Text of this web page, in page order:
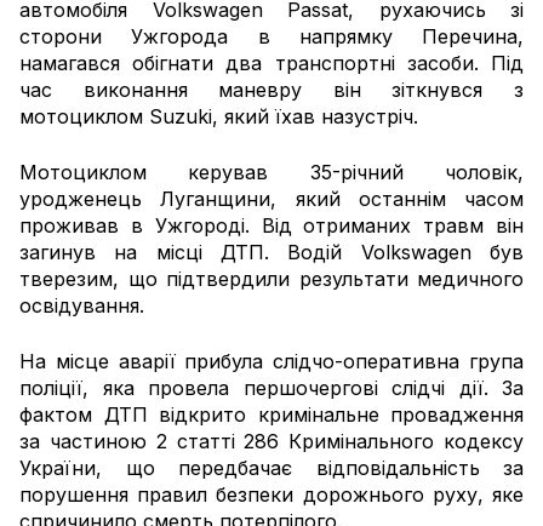
автомобіля Volkswagen Passat, рухаючись зі
сторони Ужгорода в напрямку Перечина,
намагався обігнати два транспортні засоби. Під
час виконання маневру він зіткнувся з
мотоциклом Suzuki, який їхав назустріч.
Мотоциклом керував 35-річний чоловік,
уродженець Луганщини, який останнім часом
проживав в Ужгороді. Від отриманих травм він
загинув на місці ДТП. Водій Volkswagen був
тверезим, що підтвердили результати медичного
освідування.
На місце аварії прибула слідчо-оперативна група
поліції, яка провела першочергові слідчі дії. За
фактом ДТП відкрито кримінальне провадження
за частиною 2 статті 286 Кримінального кодексу
України, що передбачає відповідальність за
порушення правил безпеки дорожнього руху, яке
спричинило смерть потерпілого.